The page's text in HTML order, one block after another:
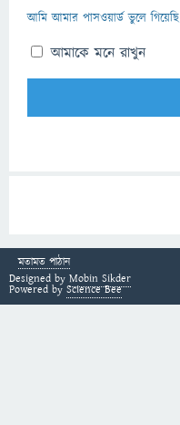
আমি আমার পাসওয়ার্ড ভুলে গিয়েছি
আমাকে মনে রাখুন
মতামত পাঠান
Designed by Mobin Sikder
Powered by Science Bee